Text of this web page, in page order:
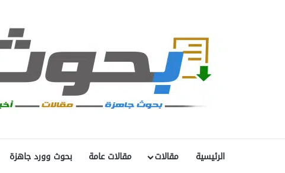
الرئيسية مقالات مقالات عامة بحوث وورد جاهزة